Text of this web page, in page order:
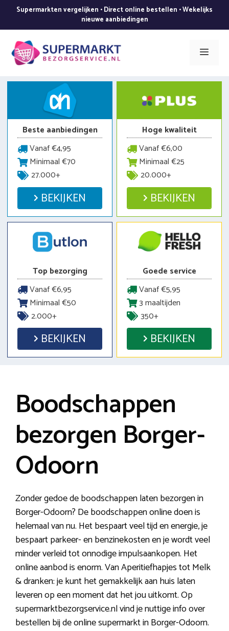
de
inhoud
Supermarkten vergelijken • Direct online bestellen • Wekelijks
nieuwe aanbiedingen
Menu
Beste aanbiedingen
Vanaf €4,95
Minimaal €70
27.000+
BEKIJKEN
Hoge kwaliteit
Vanaf €6,00
Minimaal €25
20.000+
BEKIJKEN
Top bezorging
Vanaf €6,95
Minimaal €50
2.000+
BEKIJKEN
Goede service
Vanaf €5,95
3 maaltijden
350+
BEKIJKEN
Boodschappen
bezorgen Borger-
Odoorn
Zonder gedoe de boodschappen laten bezorgen in
Borger-Odoorn? De boodschappen online doen is
helemaal van nu. Het bespaart veel tijd en energie, je
bespaart parkeer- en benzinekosten en je wordt veel
minder verleid tot onnodige impulsaankopen. Het
online aanbod is enorm. Van Aperitiefhapjes tot Melk
& dranken: je kunt het gemakkelijk aan huis laten
leveren op een moment dat het jou uitkomt. Op
supermarktbezorgservice.nl vind je nuttige info over
bestellen bij de online supermarkt in Borger-Odoorn.